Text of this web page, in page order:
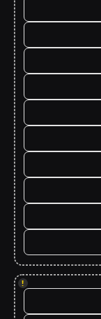
!